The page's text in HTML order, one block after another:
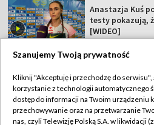
Anastazja Kuś
testy pokazują,
[WIDEO]
TVP
Szanujemy Twoją prywatność
Kliknij "Akceptuję i przechodzę do serwisu",
korzystanie z technologii automatycznego
dostęp do informacji na Twoim urządzeniu
przechowywanie oraz na przetwarzanie
nas, czyli Telewizję Polską S.A. w likwidacji